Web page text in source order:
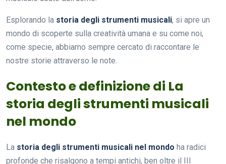
Esplorando la storia degli strumenti musicali, si apre un
mondo di scoperte sulla creatività umana e su come noi,
come specie, abbiamo sempre cercato di raccontare le
nostre storie attraverso le note.
Contesto e definizione di La
storia degli strumenti musicali
nel mondo
La storia degli strumenti musicali nel mondo ha radici
profonde che risalgono a tempi antichi, ben oltre il III